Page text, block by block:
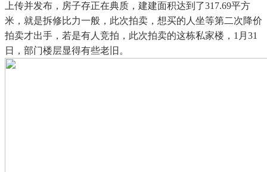
上传并发布，房子存正在典质，建建面积达到了317.69平方
米，就是拆修比力一般，此次拍卖，想买的人坐等第二次降价
拍卖才出手，若是有人竞拍，此次拍卖的这栋私家楼，1月31
日，部门楼层显得有些老旧。